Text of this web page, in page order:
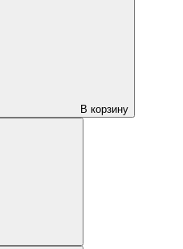
В корзину